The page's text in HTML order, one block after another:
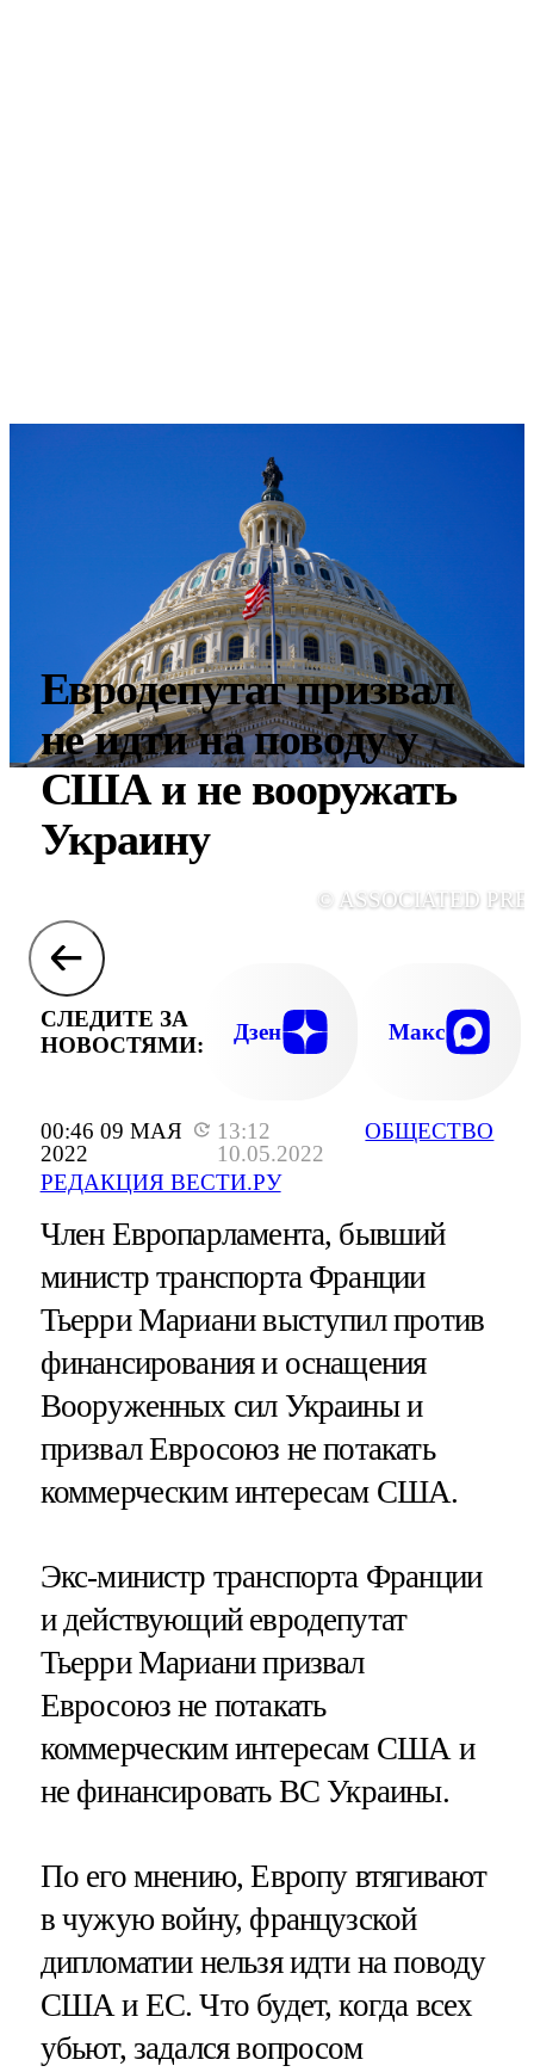
00:46 09 МАЯ
2022
13:12
10.05.2022
РЕДАКЦИЯ ВЕСТИ.РУ
ОБЩЕСТВО
Евродепутат призвал
не идти на поводу у
США и не вооружать
Украину
© ASSOCIATED
СЛЕДИТЕ ЗА
НОВОСТЯМИ:
Дзен Макс
Член Европарламента, бывший
министр транспорта Франции
Тьерри Мариани выступил против
финансирования и оснащения
Вооруженных сил Украины и
призвал Евросоюз не потакать
коммерческим интересам США.
Экс-министр транспорта Франции
и действующий евродепутат
Тьерри Мариани призвал
Евросоюз не потакать
коммерческим интересам США и
не финансировать ВС Украины.
По его мнению, Европу втягивают
в чужую войну, французской
дипломатии нельзя идти на поводу
США и ЕС. Что будет, когда всех
убьют, задался вопросом